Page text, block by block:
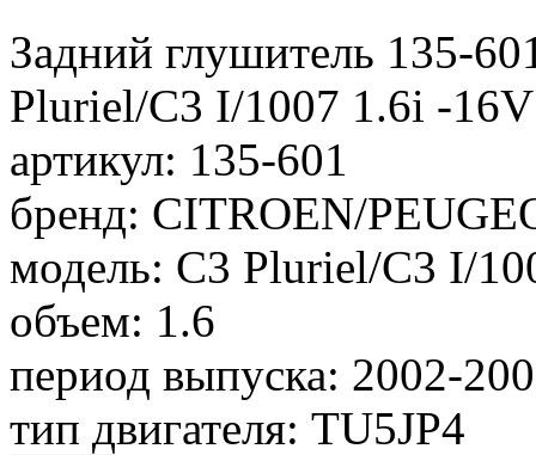
Задний глушитель 135-
Pluriel/C3 I/1007 1.6i -
артикул: 135-601
бренд: CITROEN/
модель: C3 Pluriel/C3 I/
объем: 1.6
период выпуска: 2002-
тип двигателя: TU5JP4